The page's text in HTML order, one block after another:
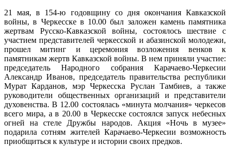
21 мая, в 154-ю годовщину со дня окончания Кавказской
войны, в Черкесске в 10.00 был заложен камень памятника
жертвам Русско-Кавказской войны, состоялось шествие с
участием представителей черкесской и абазинской молодежи,
прошел митинг и церемония возложения венков к
памятникам жертв Кавказской войны. В нем приняли участие:
председатель Народного собрания Карачаево-Черкесии
Александр Иванов, председатель правительства республики
Мурат Карданов, мэр Черкесска Руслан Тамбиев, а также
руководители общественных организаций и представители
духовенства. В 12.00 состоялась «минута молчания» черкесов
всего мира, а в 20.00 в Черкесске состоялся запуск небесных
огней на стеле Дружбы народов. Акция «Ночь в музее»
подарила сотням жителей Карачаево-Черкесии возможность
приобщиться к культуре и истории своих предков.